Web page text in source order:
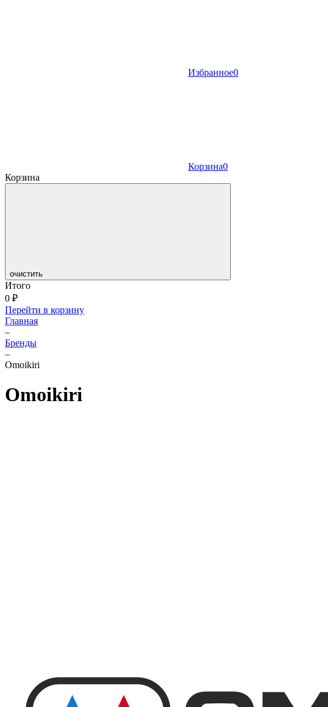
Избранное0
Корзина0
Корзина
очистить
Итого
0 ₽
Перейти в корзину
Главная
–
Бренды
–
Omoikiri
Omoikiri